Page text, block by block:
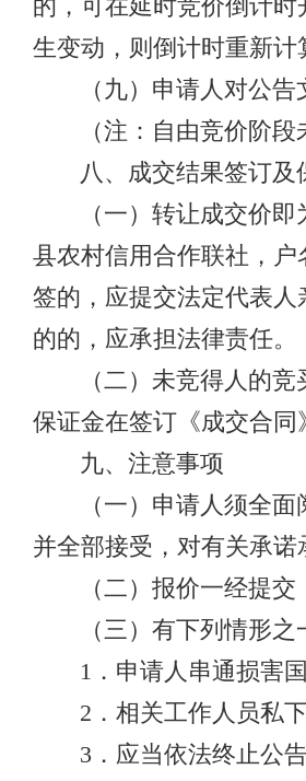
的，可在延时竞价倒计
生变动，则倒计时重新
（九）申请人对公
（注：自由竞价阶
八、成交结果签订及
（一）转让成交价
县农村信用合作联社，户
签的，应提交法定代表
的的，应承担法律责任。
（二）未竞得人的
保证金在签订《成交合
九、注意事项
（一）申请人须全
并全部接受，对有关承诺
（二）报价一经提交
（三）有下列情形
1．申请人串通损害
2．相关工作人员私
3．应当依法终止公